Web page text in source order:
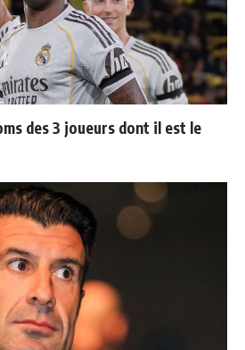
des 3 joueurs dont il est le